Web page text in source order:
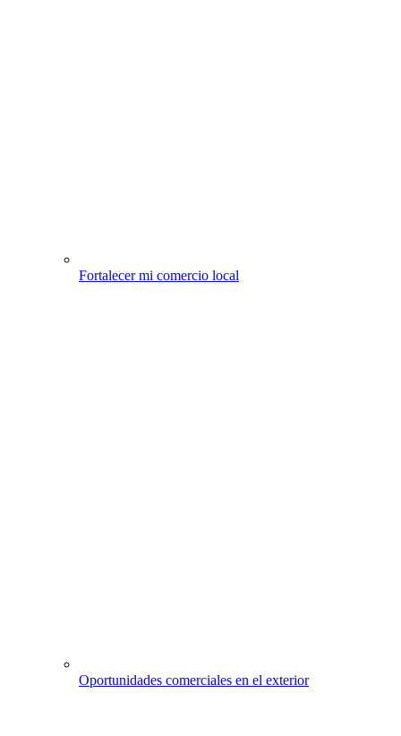
Fortalecer mi comercio local
Oportunidades comerciales en el exterior